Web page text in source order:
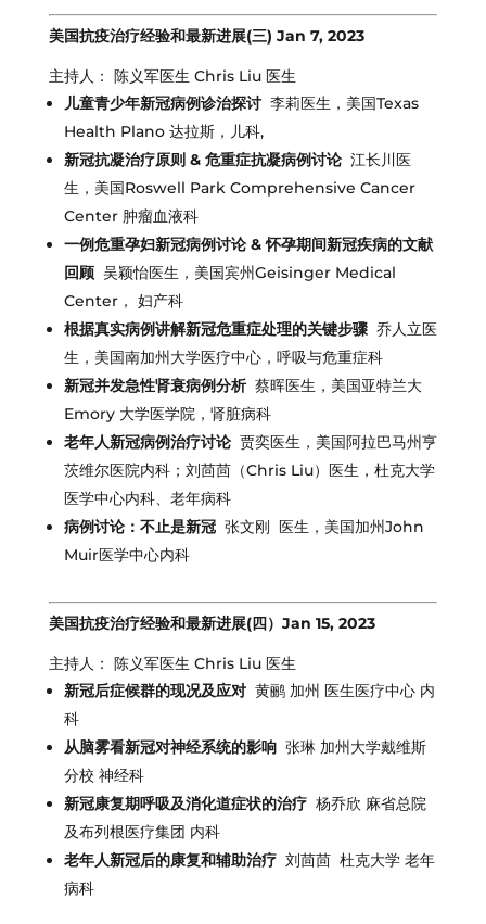
美国抗疫治疗经验和最新进展(三) Jan 7, 2023
主持人： 陈义军医生 Chris Liu 医生
儿童青少年新冠病例诊治探讨 李莉医生，美国Texas
Health Plano 达拉斯，儿科,
新冠抗凝治疗原则 & 危重症抗凝病例讨论 江长川医
生，美国Roswell Park Comprehensive Cancer
Center 肿瘤血液科
一例危重孕妇新冠病例讨论 & 怀孕期间新冠疾病的文献
回顾 吴颖怡医生，美国宾州Geisinger Medical
Center， 妇产科
根据真实病例讲解新冠危重症处理的关键步骤 乔人立医
生，美国南加州大学医疗中心，呼吸与危重症科
新冠并发急性肾衰病例分析 蔡晖医生，美国亚特兰大
Emory 大学医学院，肾脏病科
老年人新冠病例治疗讨论 贾奕医生，美国阿拉巴马州亨
茨维尔医院内科；刘茴茴（Chris Liu）医生，杜克大学
医学中心内科、老年病科
病例讨论：不止是新冠 张文刚 医生，美国加州John
Muir医学中心内科
美国抗疫治疗经验和最新进展(四）Jan 15, 2023
主持人： 陈义军医生 Chris Liu 医生
新冠后症候群的现况及应对 黄鹂 加州 医生医疗中心 内
科
从脑雾看新冠对神经系统的影响 张琳 加州大学戴维斯
分校 神经科
新冠康复期呼吸及消化道症状的治疗 杨乔欣 麻省总院
及布列根医疗集团 内科
老年人新冠后的康复和辅助治疗 刘茴茴 杜克大学 老年
病科